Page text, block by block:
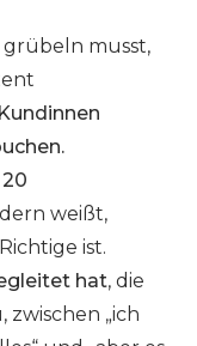
musst,
weißt,
ist.
hat, die
zwischen „ich